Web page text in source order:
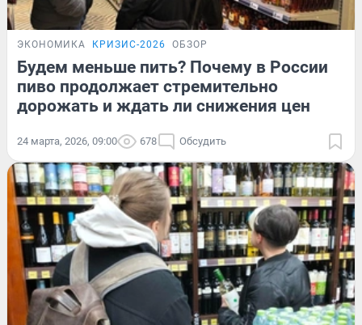
ЭКОНОМИКА КРИЗИС-2026 ОБЗОР
Будем меньше пить? Почему в России
пиво продолжает стремительно
дорожать и ждать ли снижения цен
24 марта, 2026, 09:00 678 Обсудить